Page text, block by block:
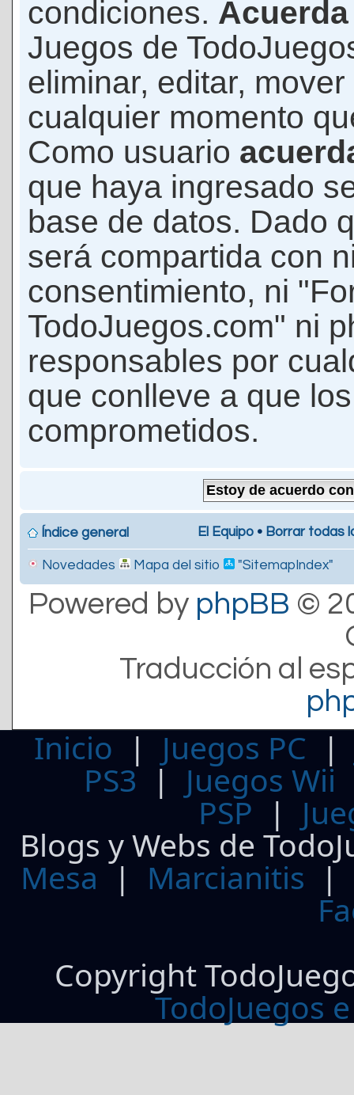
condiciones. Acuerda
Juegos de
eliminar, editar,
cualquier momento
Como usuario
que haya ingresado
base de datos. Dado
será compartida con
consentimiento, ni
TodoJuegos.com" ni
responsables por
que conlleve a que
comprometidos.
Índice general El Equipo • Borrar todas
Novedades Mapa del sitio "SitemapIndex"
Powered by phpBB ©
Traducción al
Inicio | Juegos PC
PS3| Juegos Wii
PSP |
Blogs y Webs de
Mesa | Marcianitis |
Copyright
TodoJuegos